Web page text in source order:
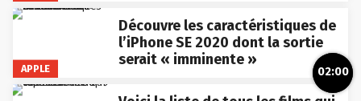
APPLE
Découvre les caractéristiques de
l’iPhone SE 2020 dont la sortie
serait « imminente »
02:00